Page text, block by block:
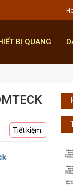
BỊ QUANG
Tiết kiệm: